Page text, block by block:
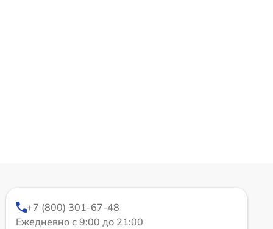
+7 (800) 301-67-48
Ежедневно с 9:00 до 21:00